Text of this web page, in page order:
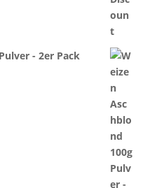
- 2er Pack